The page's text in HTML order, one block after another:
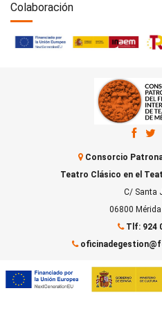
Colaboración
Consorcio
Teatro Clásico en el
C/ Santa
06800
Tlf: 924